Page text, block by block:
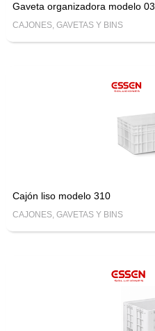
Gaveta organizadora modelo 03
CAJONES, GAVETAS Y BINS
Cajón liso modelo 310
CAJONES, GAVETAS Y BINS